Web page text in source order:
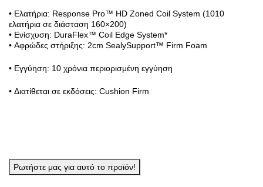
• Ελατήρια: Response Pro™ HD Zoned Coil System (1010
ελατήρια σε διάσταση 160×200)
• Ενίσχυση: DuraFlex™ Coil Edge System*
• Αφρώδες στήριξης: 2cm SealySupport™ Firm Foam
• Εγγύηση: 10 χρόνια περιορισμένη εγγύηση
• Διατίθεται σε εκδόσεις: Cushion Firm
Ρωτήστε μας για αυτό το προϊόν!